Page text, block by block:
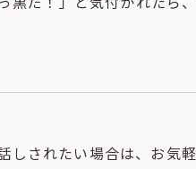
しされたい場合は、お気